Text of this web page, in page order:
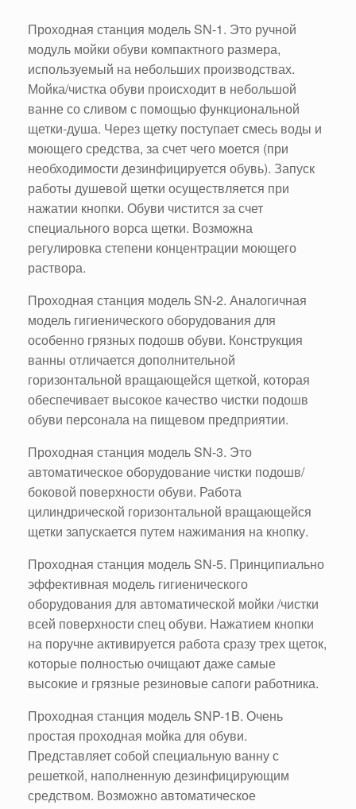
Проходная станция модель SN-1. Это ручной
модуль мойки обуви компактного размера,
используемый на небольших производствах.
Мойка/чистка обуви происходит в небольшой
ванне со сливом с помощью функциональной
щетки-душа. Через щетку поступает смесь воды и
моющего средства, за счет чего моется (при
необходимости дезинфицируется обувь). Запуск
работы душевой щетки осуществляется при
нажатии кнопки. Обуви чистится за счет
специального ворса щетки. Возможна
регулировка степени концентрации моющего
раствора.
Проходная станция модель SN-2. Аналогичная
модель гигиенического оборудования для
особенно грязных подошв обуви. Конструкция
ванны отличается дополнительной
горизонтальной вращающейся щеткой, которая
обеспечивает высокое качество чистки подошв
обуви персонала на пищевом предприятии.
Проходная станция модель SN-3. Это
автоматическое оборудование чистки подошв/
боковой поверхности обуви. Работа
цилиндрической горизонтальной вращающейся
щетки запускается путем нажимания на кнопку.
Проходная станция модель SN-5. Принципиально
эффективная модель гигиенического
оборудования для автоматической мойки /чистки
всей поверхности спец обуви. Нажатием кнопки
на поручне активируется работа сразу трех щеток,
которые полностью очищают даже самые
высокие и грязные резиновые сапоги работника.
Проходная станция модель SNP-1B. Очень
простая проходная мойка для обуви.
Представляет собой специальную ванну с
решеткой, наполненную дезинфицирующим
средством. Возможно автоматическое